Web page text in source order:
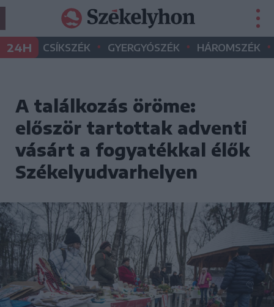
24H CSÍKSZÉK • GYERGYÓSZÉK • HÁROMSZÉK •
A találkozás öröme:
először tartottak adventi
vásárt a fogyatékkal élők
Székelyudvarhelyen